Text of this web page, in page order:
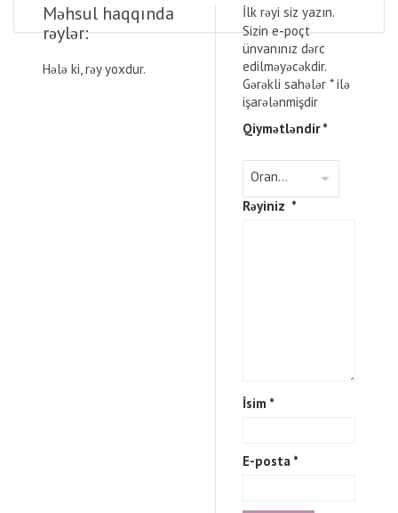
Məhsul haqqında
rəylər:
Hələ ki, rəy yoxdur.
İlk rəyi siz yazın.
Sizin e-poçt
ünvanınız dərc
edilməyəcəkdir.
Gərəkli sahələr *ilə
işarələnmişdir
Qiymətləndir*
Rəyiniz *
İsim *
E-posta *